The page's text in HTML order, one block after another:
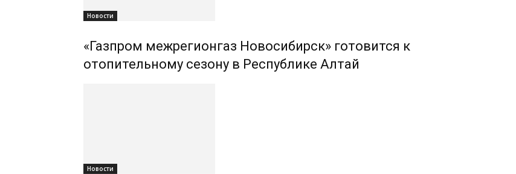
Новости
«Газпром межрегионгаз Новосибирск» готовится к
отопительному сезону в Республике Алтай
Новости